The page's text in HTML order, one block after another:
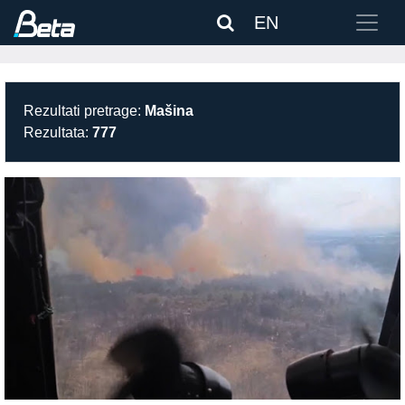
EN
Rezultati pretrage: Mašina
Rezultata: 777